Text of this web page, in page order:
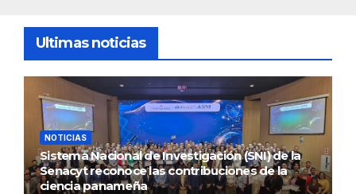
Ultimas noticias
NOTICIAS
Sistema Nacional de Investigación (SNI) de la
Senacyt reconoce las contribuciones de la
ciencia panameña